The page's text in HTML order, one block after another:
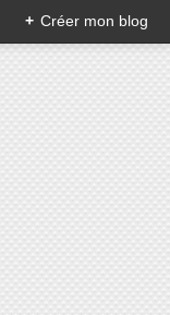
+ Créer mon blog